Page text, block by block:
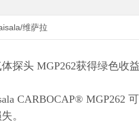
维萨拉
探头 MGP262获得绿色收
CARBOCAP® MGP262
。